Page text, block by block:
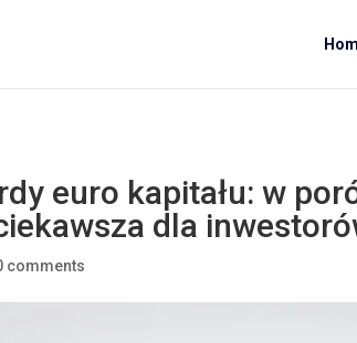
euro kapitału: w
dla
comments